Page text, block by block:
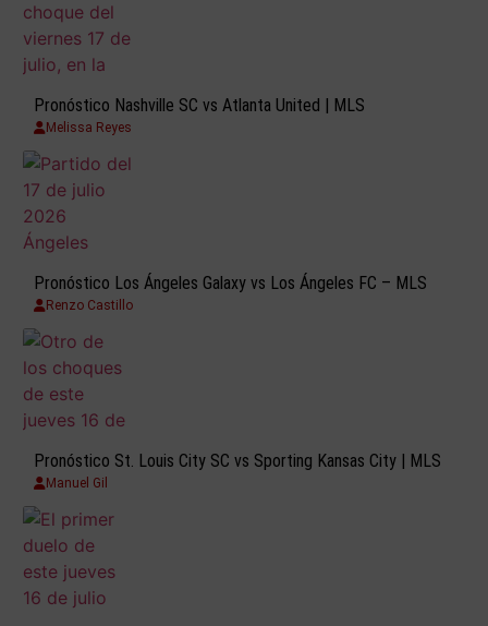
Pronóstico Nashville SC vs Atlanta United | MLS
Melissa Reyes
Pronóstico Los Ángeles Galaxy vs Los Ángeles FC – MLS
Renzo Castillo
Pronóstico St. Louis City SC vs Sporting Kansas City | MLS
Manuel Gil